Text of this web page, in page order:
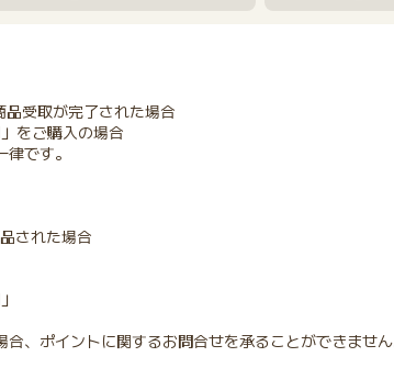
品受取が完了された場合
をご購入の場合
です。
された場合
、ポイントに関するお問合せを承ることができませ